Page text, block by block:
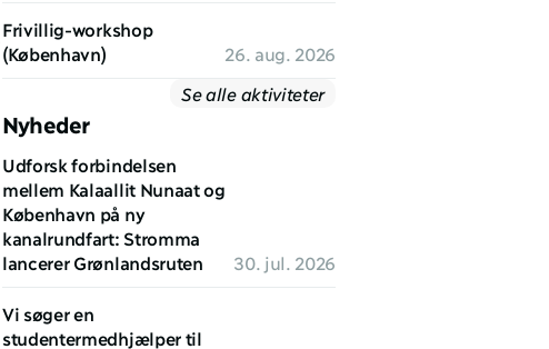
Frivillig-workshop
(København)
26. aug. 2026
Se alle aktiviteter
Nyheder
Udforsk forbindelsen
mellem Kalaallit Nunaat og
København på ny
kanalrundfart: Stromma
lancerer Grønlandsruten
30. jul. 2026
Vi søger en
studentermedhjælper til